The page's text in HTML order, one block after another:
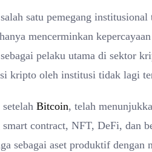
satu pemegang
mencerminkan
pelaku utama di sektor
kripto oleh institusi tidak lagi
Bitcoin, telah
contract, NFT, DeFi, dan
sebagai aset produktif